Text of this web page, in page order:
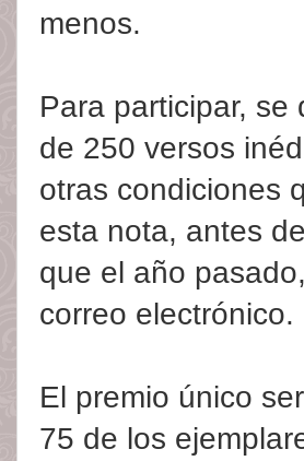
menos.
Para participar,
de 250 versos
otras condiciones
esta nota, antes
que el año
correo electrónico.
El premio único
75 de los